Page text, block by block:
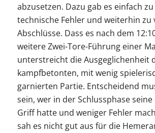
abzusetzen. Dazu gab es einfach zu
technische Fehler und weiterhin zu
Abschlüsse. Dass es nach dem
weitere Zwei-Tore-Führung einer
unterstreicht die Ausgeglichenheit
kampfbetonten, mit wenig
garnierten Partie. Entscheidend
sein, wer in der Schlussphase
Griff hatte und weniger Fehler
sah es nicht gut aus für die